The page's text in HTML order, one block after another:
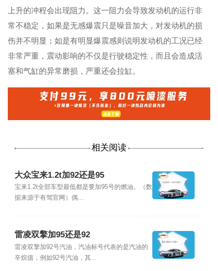
上升的冲程会出现阻力。这一阻力会导致发动机的运行非
常不稳定，如果是无感爆震只是噪音加大，对发动机的损
伤并不明显；如是有明显爆震感则说明发动机的工况已经
非常严重，震动影响的不仅是行驶稳定性，而且会造成活
塞和气缸的异常磨损，严重还会拉缸。
相关阅读
大众宝来1.2t加92还是95
宝来1.2t全部车型最低都是要加95号的燃油。（数
据来源于有驾官网）偶...
雷凌双擎加95还是92
雷凌双擎加92号汽油，汽油标号代表的是汽油的
辛烷值，例如92号汽油，其...